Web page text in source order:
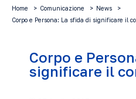
Home Comunicazione
News
Corpo e Persona: La sfida di significare il
Corpo e
significare il